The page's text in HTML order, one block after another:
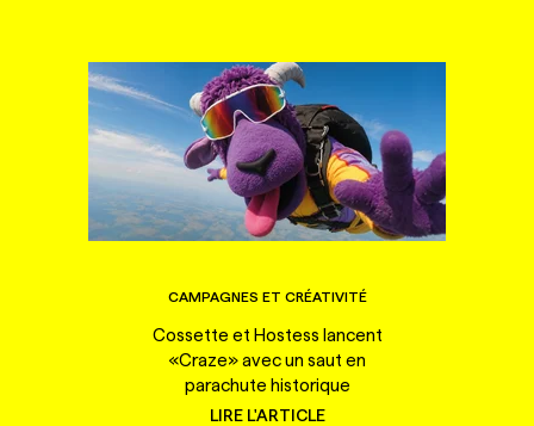
CAMPAGNES ET CRÉATIVITÉ
Cossette et Hostess lancent
«Craze» avec un saut en
parachute historique
LIRE L'ARTICLE